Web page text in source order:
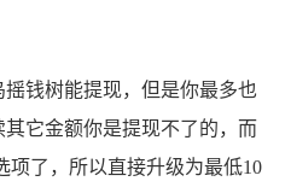
钱树能提现，但是你最多也
它金额你是提现不了的，而
项了，所以直接升级为最低10